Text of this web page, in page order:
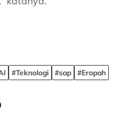
#Teknologi #sap #Eropah